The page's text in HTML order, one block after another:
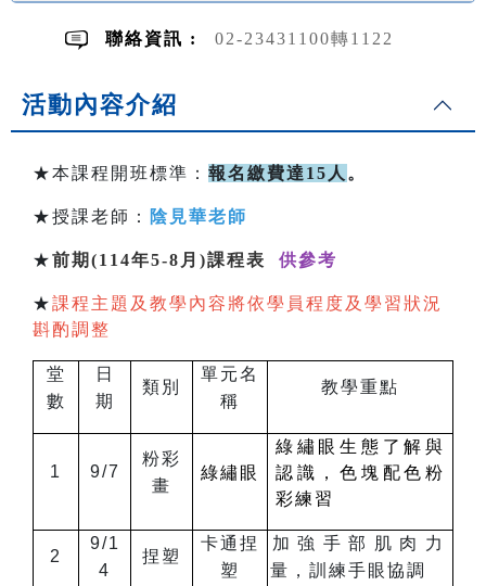
聯絡資訊 : 02-23431100轉1122
活動內容介紹
★本課程開班標準： 報名繳費達15人 。
★授課老師： 陰見華老師
★前期(114年5-8月)課程表 供參考
★課程主題及教學內容將依學員程度及學習狀況
斟酌調整
堂
數
日
期
類別
單元名
稱
教學重點
1 9/7
粉彩
畫
綠繡眼
綠繡眼生態了解與
認識 ，色塊配色粉
彩練習
2
9/1
4
捏塑
卡通捏
塑
加強手部肌肉力
量，訓練手眼協調